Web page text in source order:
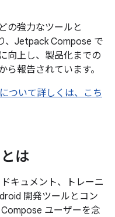
の強力なツールと
、Jetpack Compose で
向上し、製品化までの
報告されています。
ついて詳しくは、こち
は
キュメント、トレーニ
開発ツールとコン
ユーザーを念